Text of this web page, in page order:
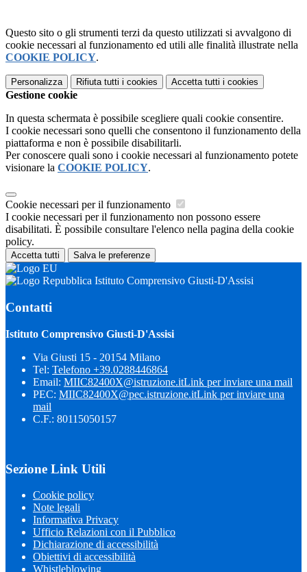
Questo sito o gli strumenti terzi da questo utilizzati si avvalgono di
cookie necessari al funzionamento ed utili alle finalità illustrate nella
COOKIE POLICY.
Personalizza Rifiuta tutti i cookies Accetta tutti i cookies
Gestione cookie
In questa schermata è possibile scegliere quali cookie consentire.
I cookie necessari sono quelli che consentono il funzionamento della
piattaforma e non è possibile disabilitarli.
Per conoscere quali sono i cookie necessari al funzionamento potete
visionare la COOKIE POLICY.
Cookie necessari per il funzionamento
I cookie necessari per il funzionamento non possono essere
disabilitati. È possibile consultare l'elenco nella pagina della cookie
policy.
Accetta tutti Salva le preferenze
Istituto Comprensivo Giusti-D'Assisi
Contatti
Istituto Comprensivo Giusti-D'Assisi
Via Giusti 15 - 20154 Milano
Tel: Telefono +39.0288446864
Email: MIIC82400X@istruzione.itLink per inviare una mail
PEC: MIIC82400X@pec.istruzione.itLink per inviare una
mail
C.F.: 80115050157
Sezione Link Utili
Cookie policy
Note legali
Informativa Privacy
Ufficio Relazioni con il Pubblico
Dichiarazione di accessibilità
Obiettivi di accessibilità
Whistleblowing